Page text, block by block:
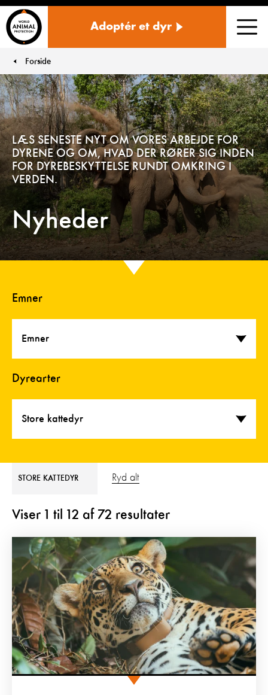
Adoptér et dyr
Forside
Nyheder
LÆS SENESTE NYT OM VORES ARBEJDE FOR
DYRENE OG OM, HVAD DER RØRER SIG INDEN
FOR DYREBESKYTTELSE RUNDT OMKRING I
VERDEN.
Emner
Emner
Dyrearter
Store kattedyr
STORE KATTEDYR Ryd alt
Viser 1 til 12 af 72 resultater